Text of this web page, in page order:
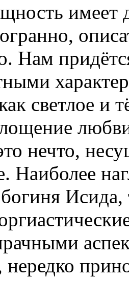
имеет
Нам
светлое
нечто,
Наиболее
богиня
нередко